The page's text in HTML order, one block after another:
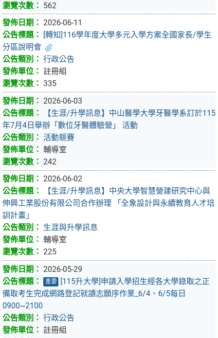
562
2026-06-11
[轉知]116學年度大學多元入學方案全國家長/學生
分區說明會
行政公告
註冊組
335
2026-06-03
【生涯/升學訊息】中山醫學大學牙醫學系訂於115
年7月4日舉辦「數位牙醫體驗營」 活動
活動競賽
輔導室
242
2026-06-02
【生涯/升學訊息】中央大學智慧營建研究中心與
伸興工業股份有限公司合作辦理 「全象設計與永續教育人才培
訓計畫」
生涯與升學訊息
輔導室
225
2026-05-29
重要
[115升大學]申請入學招生經各大學錄取之正
備取考生完成網路登記就讀志願序作業_6/4、6/5每日
0900~2100
行政公告
註冊組